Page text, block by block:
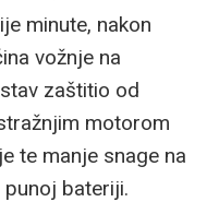
minute, nakon
vožnje na
zaštitio od
motorom
te manje snage na
bateriji.